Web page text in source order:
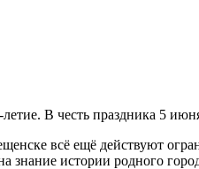
В честь праздника 5
всё ещё действуют
знание истории родного